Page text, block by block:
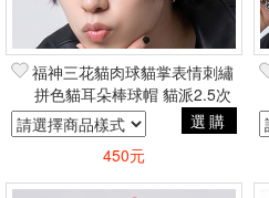
福神三花貓肉球貓掌表情刺繡
拼色貓耳朵棒球帽 貓派2.5次
元日系原宿萌可愛選購
450元